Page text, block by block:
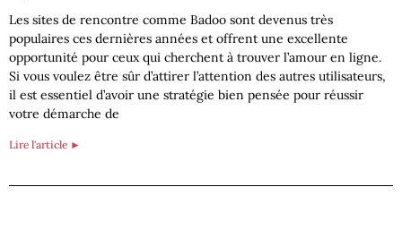
Les sites de rencontre comme Badoo sont devenus très
populaires ces dernières années et offrent une excellente
opportunité pour ceux qui cherchent à trouver l’amour en ligne.
Si vous voulez être sûr d’attirer l’attention des autres utilisateurs,
il est essentiel d’avoir une stratégie bien pensée pour réussir
votre démarche de
Lire l'article ►